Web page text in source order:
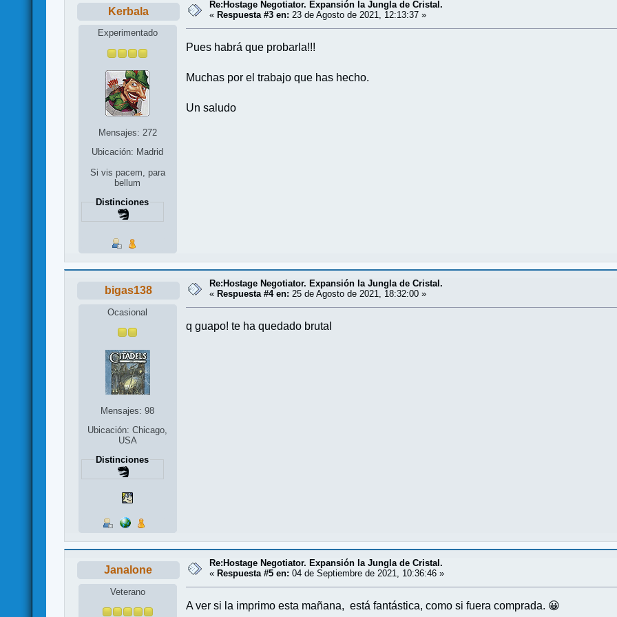
Kerbala
Experimentado
Mensajes: 272
Ubicación: Madrid
Si vis pacem, para
bellum
Distinciones
Re:Hostage Negotiator. Expansión la Jungla de Cristal.
« Respuesta #3 en: 23 de Agosto de 2021, 12:13:37 »
Pues habrá que probarla!!!
Muchas por el trabajo que has hecho.
Un saludo
bigas138
Ocasional
Mensajes: 98
Ubicación: Chicago,
USA
Distinciones
Re:Hostage Negotiator. Expansión la Jungla de Cristal.
« Respuesta #4 en: 25 de Agosto de 2021, 18:32:00 »
q guapo! te ha quedado brutal
Janalone
Veterano
Re:Hostage Negotiator. Expansión la Jungla de Cristal.
« Respuesta #5 en: 04 de Septiembre de 2021, 10:36:46 »
A ver si la imprimo esta mañana, está fantástica, como si fuera comprada. 😀